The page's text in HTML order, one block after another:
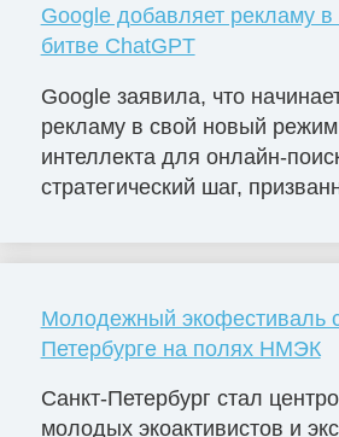
Google добавляет рекламу
битве ChatGPT
Google заявила, что
рекламу в свой новый режим
интеллекта для онлайн-
стратегический шаг,
Молодежный экофестиваль
Петербурге на полях НМЭК
Санкт-Петербург стал
молодых экоактивистов и